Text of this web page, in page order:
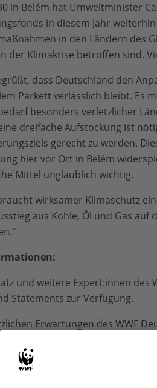
in Belém hat Umweltminister
in diesem Jahr
in den Ländern des
der Klimakrise betroffen sind.
dass Deutschland den
Parkett verlässlich bleibt. Es
besonders verletzlicher
dreifache Aufstockung ist
gerecht zu werden.
hier vor Ort in Belém
Mittel unglaublich wichtig.
wirksamer Klimaschutz
aus Kohle, Öl und Gas
und weitere Expert:innen des
Statements zur Verfügung.
Erwartungen des WWF
https://www.wwf.de/2025/
WWF, Tel.: 030 311